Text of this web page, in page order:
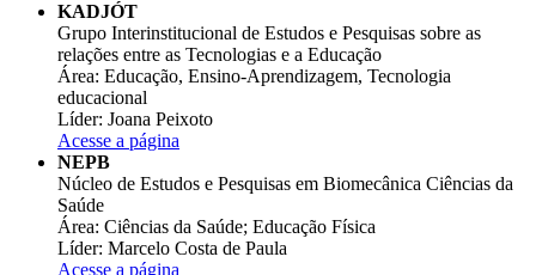
KADJÓT
Grupo Interinstitucional de Estudos e Pesquisas sobre as
relações entre as Tecnologias e a Educação
Área: Educação, Ensino-Aprendizagem, Tecnologia
educacional
Líder: Joana Peixoto
Acesse a página
NEPB
Núcleo de Estudos e Pesquisas em Biomecânica Ciências da
Saúde
Área: Ciências da Saúde; Educação Física
Líder: Marcelo Costa de Paula
Acesse a página